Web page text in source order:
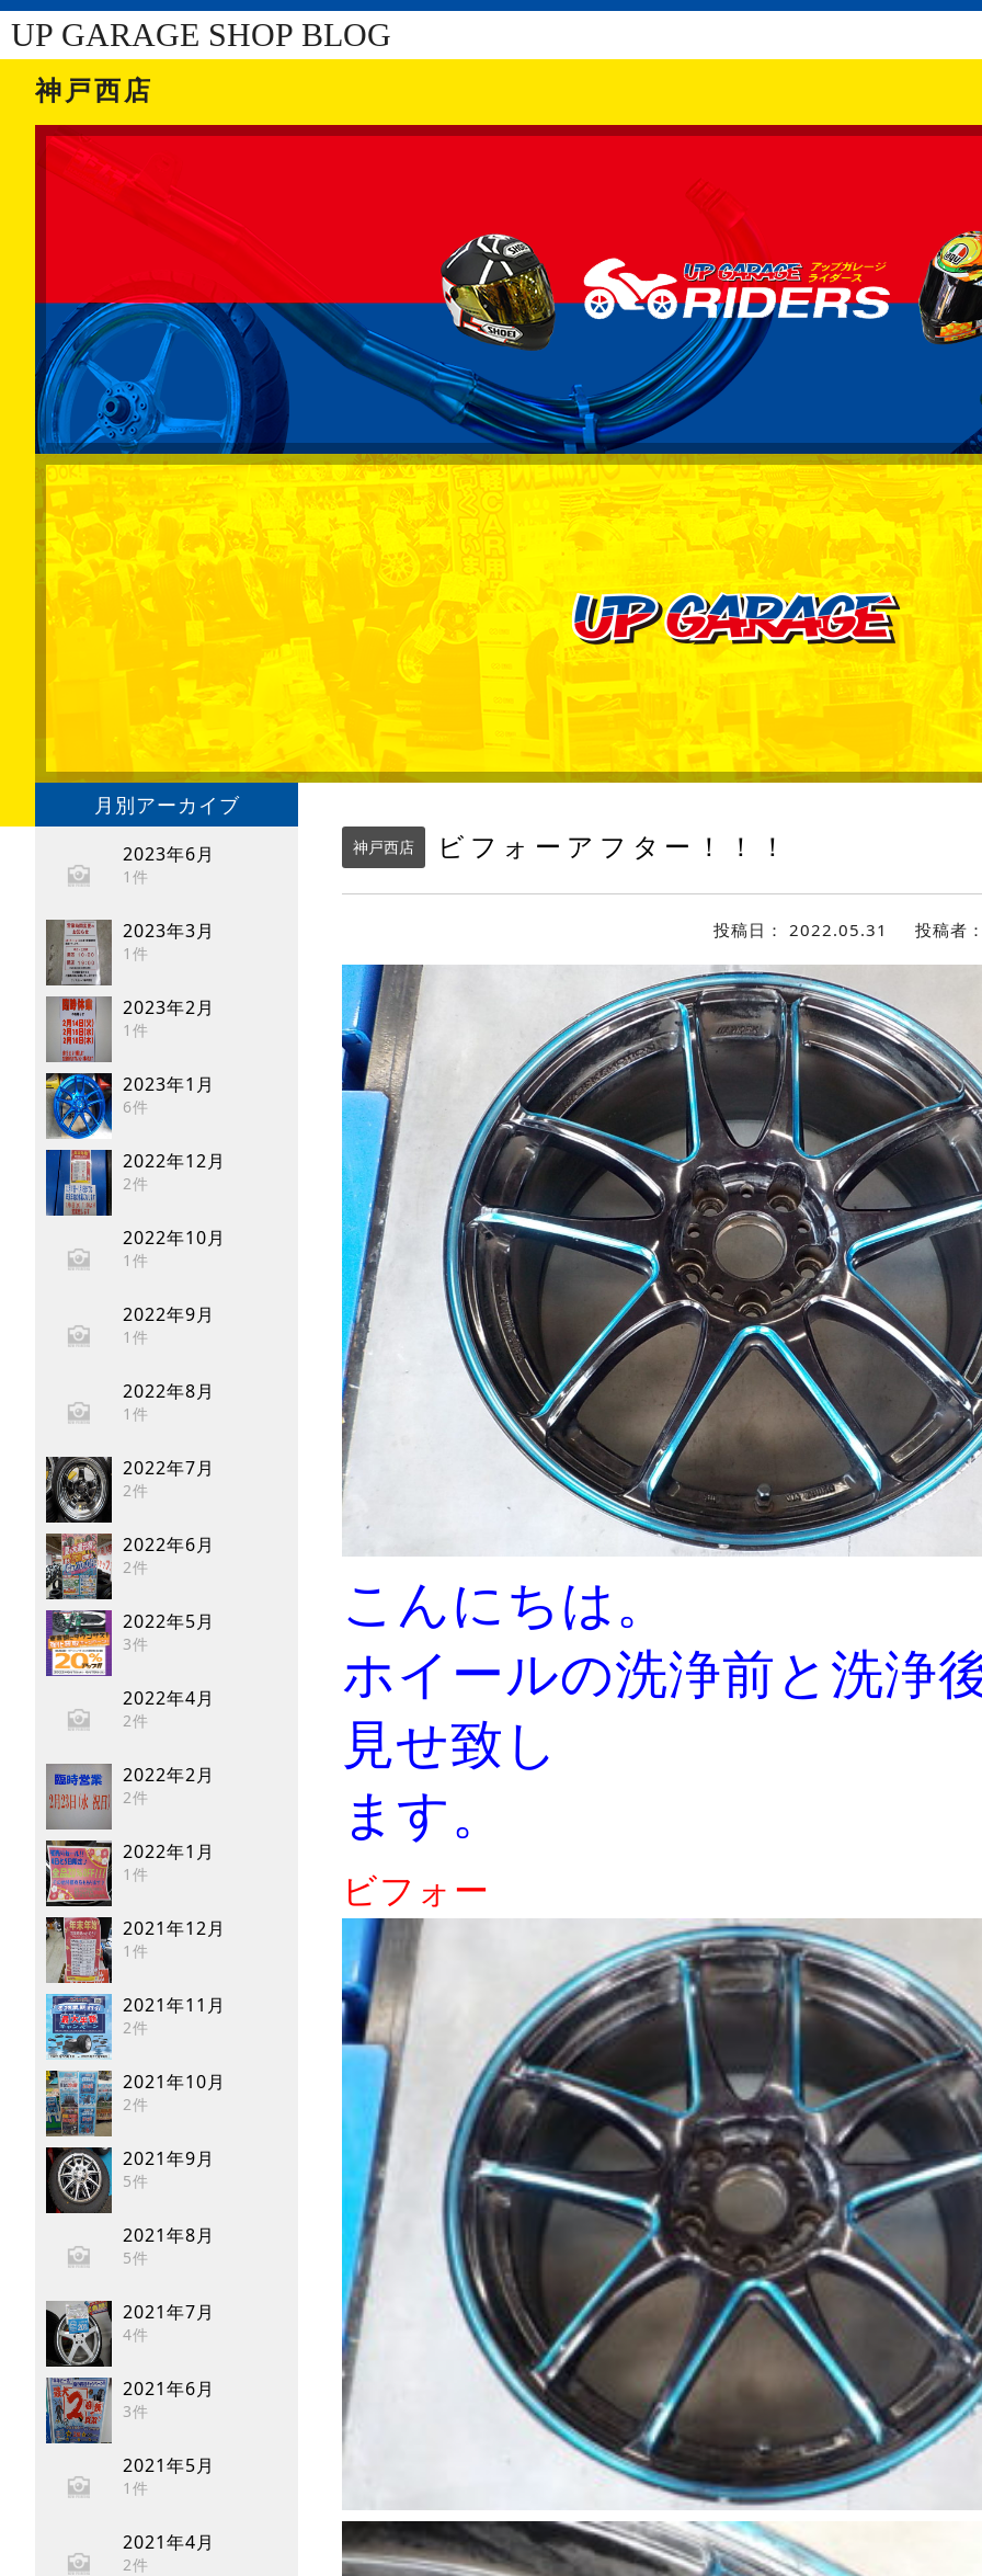
UP GARAGE SHOP BLOG
神戸西店
月別アーカイブ
2023年6月
1件
2023年3月
1件
2023年2月
1件
2023年1月
6件
2022年12月
2件
2022年10月
1件
2022年9月
1件
2022年8月
1件
2022年7月
2件
2022年6月
2件
2022年5月
3件
2022年4月
2件
2022年2月
2件
2022年1月
1件
2021年12月
1件
2021年11月
2件
2021年10月
2件
2021年9月
5件
2021年8月
5件
2021年7月
4件
2021年6月
3件
2021年5月
1件
2021年4月
2件
神戸西店 ビフォーアフター！！！
投稿日： 2022.05.31 投稿者
こんにちは。
ホイールの洗浄前と洗浄
見せ致し
ます。
ビフォー